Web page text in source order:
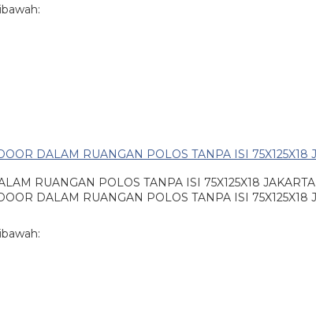
RUANGAN POLOS TANPA ISI 75X125X18 JAKARTA